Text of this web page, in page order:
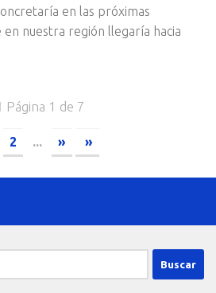
en las próximas
en nuestra región llegaría hacia
Página 1 de 7
2 ... » »